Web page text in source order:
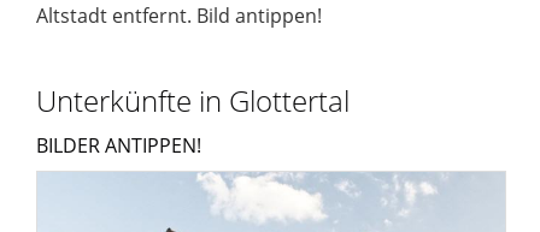
Altstadt entfernt. Bild antippen!
Unterkünfte in Glottertal
BILDER ANTIPPEN!